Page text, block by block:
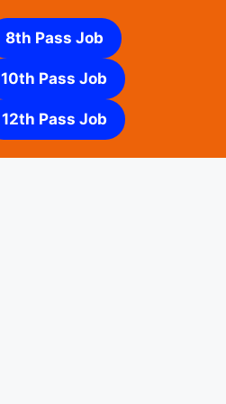
8th Pass Job
10th Pass Job
12th Pass Job